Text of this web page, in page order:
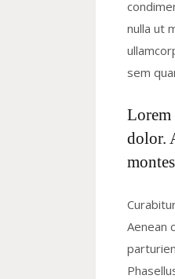
nulla ut
sem
Lorem
dolor.
Aenean